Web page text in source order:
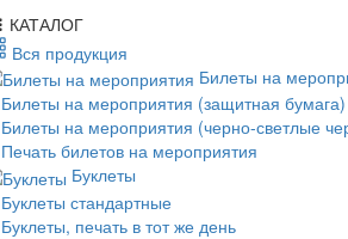
КАТАЛОГ
Вся продукция
Билеты на
Билеты на мероприятия (защитная бумага)
Билеты на мероприятия (черно-светлые
Печать билетов на мероприятия
Буклеты
Буклеты стандартные
Буклеты, печать в тот же день